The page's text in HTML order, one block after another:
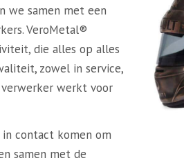
we samen met een
VeroMetal®
die alles op alles
zowel in service,
verwerker werkt voor
contact komen om
samen met de